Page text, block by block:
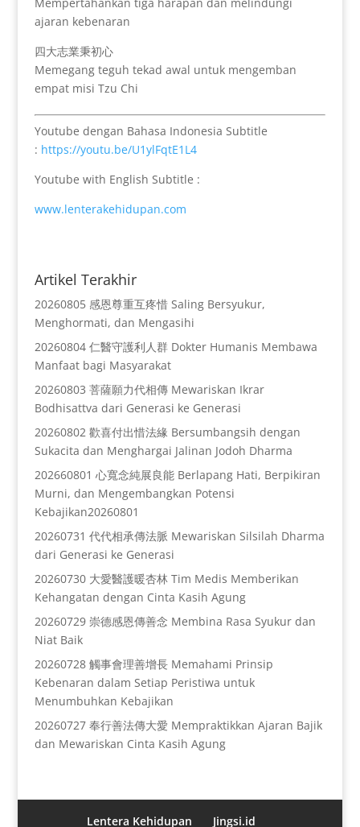
ajaran kebenaran
四大志業秉初心
Memegang teguh tekad awal untuk mengemban
empat misi Tzu Chi
Youtube dengan Bahasa Indonesia Subtitle
: https://youtu.be/U1ylFqtE1L4
Youtube with English Subtitle :
www.lenterakehidupan.com
Artikel Terakhir
20260805 感恩尊重互疼惜 Saling Bersyukur,
Menghormati, dan Mengasihi
20260804 仁醫守護利人群 Dokter Humanis Membawa
Manfaat bagi Masyarakat
20260803 菩薩願力代相傳 Mewariskan Ikrar
Bodhisattva dari Generasi ke Generasi
20260802 歡喜付出惜法緣 Bersumbangsih dengan
Sukacita dan Menghargai Jalinan Jodoh Dharma
202660801 心寬念純展良能 Berlapang Hati, Berpikiran
Murni, dan Mengembangkan Potensi
Kebajikan20260801
20260731 代代相承傳法脈 Mewariskan Silsilah Dharma
dari Generasi ke Generasi
20260730 大愛醫護暖杏林 Tim Medis Memberikan
Kehangatan dengan Cinta Kasih Agung
20260729 崇德感恩傳善念 Membina Rasa Syukur dan
Niat Baik
20260728 觸事會理善增長 Memahami Prinsip
Kebenaran dalam Setiap Peristiwa untuk
Menumbuhkan Kebajikan
20260727 奉行善法傳大愛 Mempraktikkan Ajaran Bajik
dan Mewariskan Cinta Kasih Agung
Lentera Kehidupan Jingsi.id